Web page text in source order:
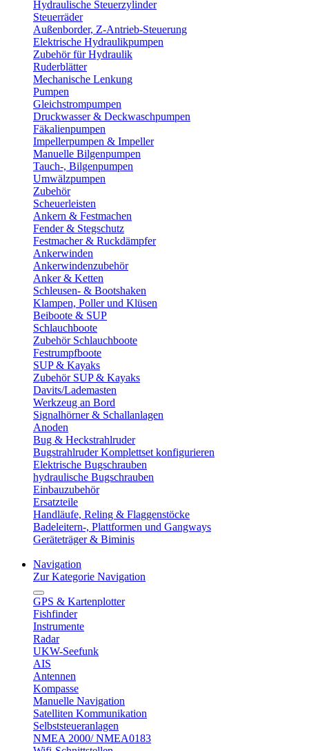
Hydraulische Steuerzylinder
Steuerräder
Außenborder, Z-Antrieb-Steuerung
Elektrische Hydraulikpumpen
Zubehör für Hydraulik
Ruderblätter
Mechanische Lenkung
Pumpen
Gleichstrompumpen
Druckwasser & Deckwaschpumpen
Fäkalienpumpen
Impellerpumpen & Impeller
Manuelle Bilgenpumpen
Tauch-, Bilgenpumpen
Umwälzpumpen
Zubehör
Scheuerleisten
Ankern & Festmachen
Fender & Stegschutz
Festmacher & Ruckdämpfer
Ankerwinden
Ankerwindenzubehör
Anker & Ketten
Schleusen- & Bootshaken
Klampen, Poller und Klüsen
Beiboote & SUP
Schlauchboote
Zubehör Schlauchboote
Festrumpfboote
SUP & Kayaks
Zubehör SUP & Kayaks
Davits/Lademasten
Werkzeug an Bord
Signalhörner & Schallanlagen
Anoden
Bug & Heckstrahlruder
Bugstrahlruder Komplettset konfigurieren
Elektrische Bugschrauben
hydraulische Bugschrauben
Einbauzubehör
Ersatzteile
Handläufe, Reling & Flaggenstöcke
Badeleitern-, Plattformen und Gangways
Geräteträger & Biminis
Navigation
Zur Kategorie Navigation
GPS & Kartenplotter
Fishfinder
Instrumente
Radar
UKW-Seefunk
AIS
Antennen
Kompasse
Manuelle Navigation
Satelliten Kommunikation
Selbststeueranlagen
NMEA 2000/ NMEA0183